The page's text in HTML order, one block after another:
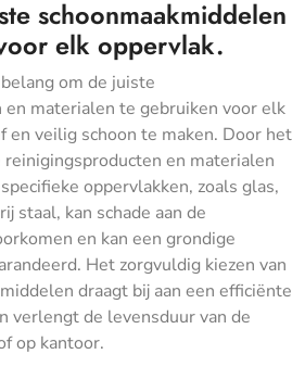
schoonmaakmiddelen
elk oppervlak.
om de juiste
en materialen te gebruiken voor elk
en veilig schoon te maken. Door het
en materialen
oppervlakken, zoals glas,
staal, kan schade aan de
en kan een grondige
Het zorgvuldig kiezen van
draagt bij aan een efficiënte
verlengt de levensduur van de
op kantoor.